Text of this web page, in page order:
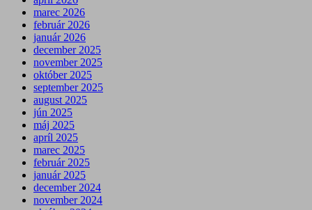
marec 2026
február 2026
január 2026
december 2025
november 2025
október 2025
september 2025
august 2025
jún 2025
máj 2025
apríl 2025
marec 2025
február 2025
január 2025
december 2024
november 2024